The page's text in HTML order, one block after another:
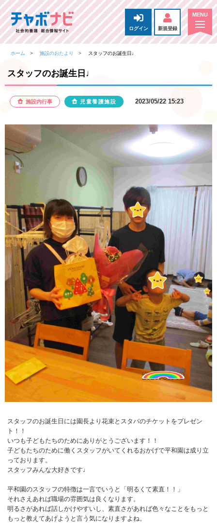
ログイン 新規登録
ホーム 施設のおたより スタッフのお誕生日♩
スタッフのお誕生日♩
施設内行事 児童養護施設 2023/05/22 15:23
スタッフのお誕生日には園長より花束とスタバのチケットをプレゼン
ト！！
いつも子どもたちのためにありがとうございます！！
子どもたちのために働くスタッフがいてくれるおかげで平和園は成り立
っております。
スタッフみんな大好きです♩
平和園のスタッフの特徴は一言でいうと「明るくて素直！！」
それさえあれば職場の雰囲気は良くなります。
明るさがあれば話しかけやすいし、素直さがあれば色々なことをもっと
もっと教えてあげようと言う気になりますよね。